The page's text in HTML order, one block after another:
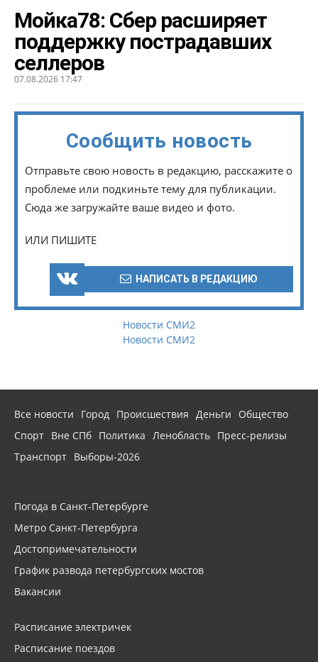
Мойка78: Сбер расширяет
поддержку пострадавших
селлеров
07.08.2026 17:47
Сообщить новость
Отправьте свою новость в редакцию, расскажите о
проблеме или подкиньте тему для публикации.
Сюда же загружайте ваше видео и фото.
ИЛИ ПИШИТЕ
НАПИСАТЬ В РЕДАКЦИЮ
Новости СМИ2
Новости СМИ2
Все новости Город Происшествия Деньги
Общество
Спорт Вне СПб Политика Ленобласть Пресс-релизы
Транспорт Выборы-2026
Погода в Санкт-Петербурге
Метро Санкт-Петербурга
Достопримечательности
График развода петербургских мостов
Вакансии
Расписание электричек
Расписание поездов